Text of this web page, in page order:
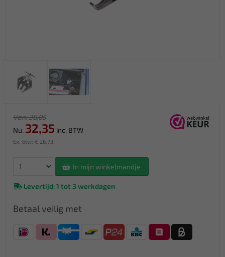
Van: 38,05
Nu: 32,35 inc. BTW
Ex. btw: € 26,73
In mijn winkelmandje
Levertijd: 1 tot 3 werkdagen
Betaal veilig met